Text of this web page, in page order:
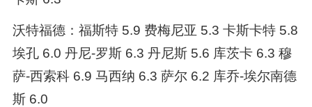
沃特福德：福斯特 5.9 费梅尼亚 5.3 卡斯卡特 5.8
埃孔 6.0 丹尼-罗斯 6.3 丹尼斯 5.6 库茨卡 6.3 穆
萨-西索科 6.9 马西纳 6.3 萨尔 6.2 库乔-埃尔南德
斯 6.0